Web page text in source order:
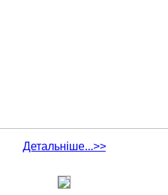
Детальніше...>>